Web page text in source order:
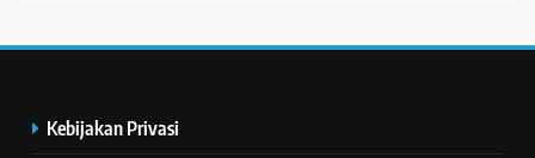
Kebijakan Privasi